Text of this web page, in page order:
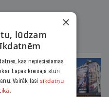
par
×
lūdzam
kas nepieciešamas
Lapas kreisajā stūrī
Vairāk lasi sīkdatņu